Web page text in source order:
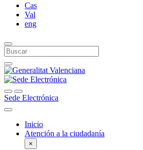
Cas
Val
eng
Sede Electrónica
Inicio
Atención a la ciudadanía
×